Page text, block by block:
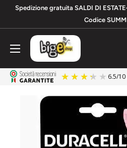
contenuto
Spedizione gratuita SALDI DI
Codice
bigeshop